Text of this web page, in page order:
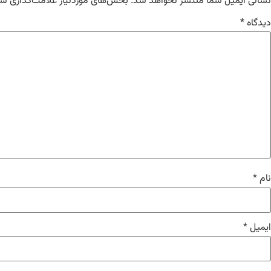
دیدگاه*
نام*
ایمیل*